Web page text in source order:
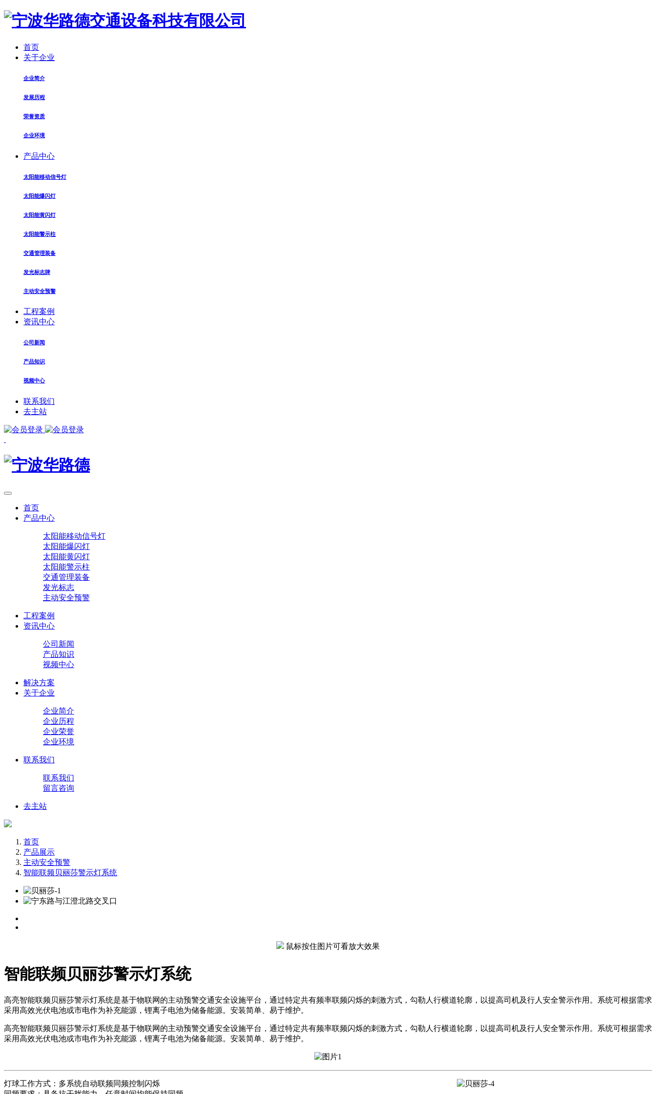
首页
关于企业
企业简介
发展历程
荣誉资质
企业环境
产品中心
太阳能移动信号灯
太阳能爆闪灯
太阳能黄闪灯
太阳能警示柱
交通管理装备
发光标志牌
主动安全预警
工程案例
资讯中心
公司新闻
产品知识
视频中心
联系我们
去主站
首页
产品中心
太阳能移动信号灯
太阳能爆闪灯
太阳能黄闪灯
太阳能警示柱
交通管理装备
发光标志
主动安全预警
工程案例
资讯中心
公司新闻
产品知识
视频中心
解决方案
关于企业
企业简介
企业历程
企业荣誉
企业环境
联系我们
联系我们
留言咨询
去主站
首页
产品展示
主动安全预警
智能联频贝丽莎警示灯系统
鼠标按住图片可看放大效果
智能联频贝丽莎警示灯系统
高亮智能联频贝丽莎警示灯系统是基于物联网的主动预警交通安全设施平台，通过特定共有频率联频闪烁的刺激方式，勾勒人行横道轮廓，以提高司机及行人安全警示作用。系统可根据需求
采用高效光伏电池或市电作为补充能源，锂离子电池为储备能源。安装简单、易于维护。
高亮智能联频贝丽莎警示灯系统是基于物联网的主动预警交通安全设施平台，通过特定共有频率联频闪烁的刺激方式，勾勒人行横道轮廓，以提高司机及行人安全警示作用。系统可根据需求
采用高效光伏电池或市电作为补充能源，锂离子电池为储备能源。安装简单、易于维护。
灯球工作方式：多系统自动联频同频控制闪烁